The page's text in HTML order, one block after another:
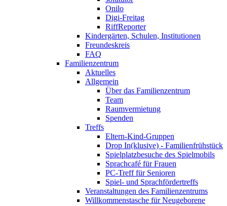
Onilo
Digi-Freitag
RiffReporter
Kindergärten, Schulen, Institutionen
Freundeskreis
FAQ
Familienzentrum
Aktuelles
Allgemein
Über das Familienzentrum
Team
Raumvermietung
Spenden
Treffs
Eltern-Kind-Gruppen
Drop In(klusive) - Familienfrühstück
Spielplatzbesuche des Spielmobils
Sprachcafé für Frauen
PC-Treff für Senioren
Spiel- und Sprachfördertreffs
Veranstaltungen des Familienzentrums
Willkommenstasche für Neugeborene